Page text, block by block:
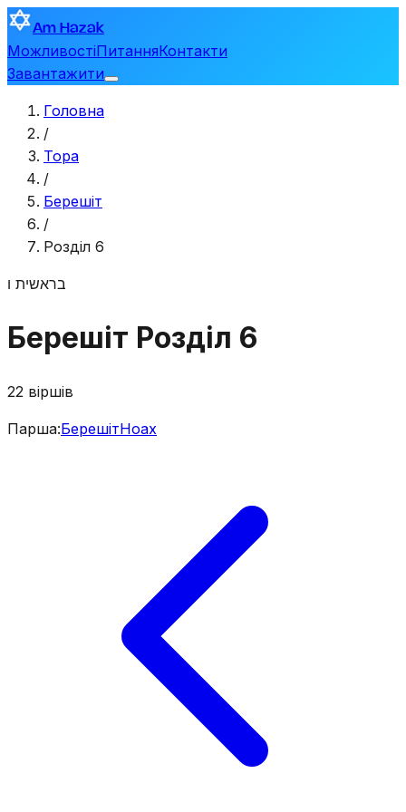
Am Hazak
МожливостіПитанняКонтакти
Завантажити
Головна
/
Тора
/
Берешіт
/
Розділ 6
בראשית ו
Берешіт Розділ 6
22 віршів
Парша:БерешітНоах